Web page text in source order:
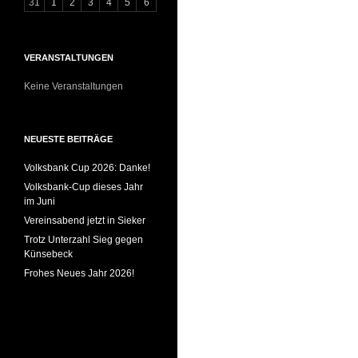
VERANSTALTUNGEN
Keine Veranstaltungen
NEUESTE BEITRÄGE
Volksbank Cup 2026: Danke!
Volksbank-Cup dieses Jahr
im Juni
Vereinsabend jetzt in Sieker
Trotz Unterzahl Sieg gegen
Künsebeck
Frohes Neues Jahr 2026!